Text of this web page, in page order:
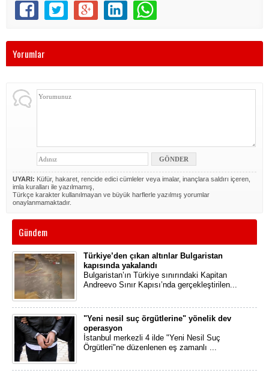
Yorumlar
UYARI: Küfür, hakaret, rencide edici cümleler veya imalar, inançlara saldırı içeren,
imla kuralları ile yazılmamış,
Türkçe karakter kullanılmayan ve büyük harflerle yazılmış yorumlar
onaylanmamaktadır.
Gündem
Türkiye’den çıkan altınlar Bulgaristan
kapısında yakalandı
Bulgaristan’ın Türkiye sınırındaki Kapitan
Andreevo Sınır Kapısı’nda gerçekleştirilen...
"Yeni nesil suç örgütlerine" yönelik dev
operasyon
İstanbul merkezli 4 ilde "Yeni Nesil Suç
Örgütleri"ne düzenlenen eş zamanlı ...